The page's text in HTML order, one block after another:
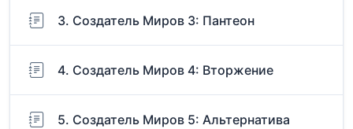
3. Создатель Миров 3: Пантеон
4. Создатель Миров 4: Вторжение
5. Создатель Миров 5: Альтернатива